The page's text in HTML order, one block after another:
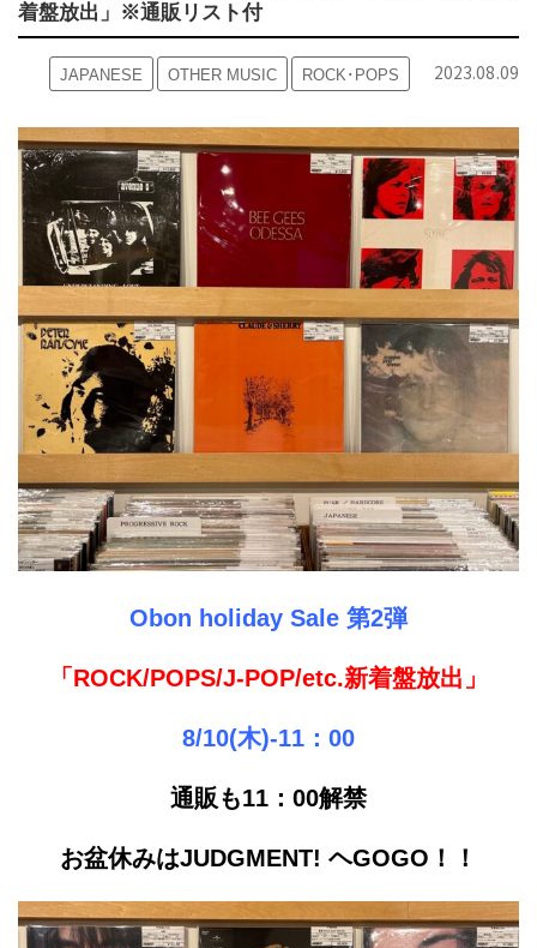
着盤放出」※通販リスト付
JAPANESE OTHER MUSIC ROCK･POPS 2023.08.09
Obon holiday Sale 第2弾
「ROCK/POPS/J-POP/etc.新着盤放出」
8/10(木)-11：00
通販も11：00解禁
お盆休みはJUDGMENT! ヘGOGO！！